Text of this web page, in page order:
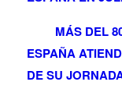
MÁS DEL
ESPAÑA
DE SU